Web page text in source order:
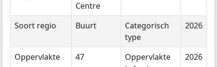
Centre
Soort regio Buurt
Categorisch
type
2026
Oppervlakte 47
Oppervlakte
2026